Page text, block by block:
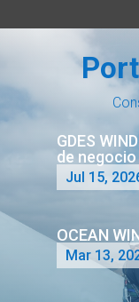
GDES
de
Jul 15,
OCEAN
Mar 13,